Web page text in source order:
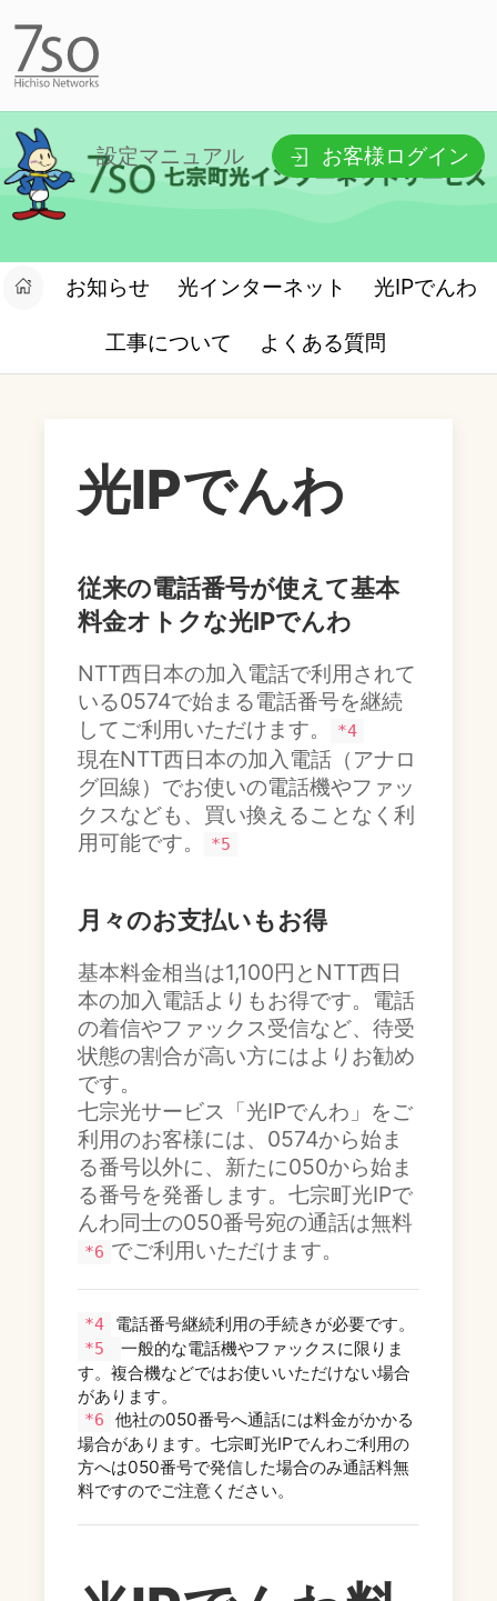
設定マニュアル お客様ログイン
お知らせ 光インターネット 光IPでんわ
工事について よくある質問
光IPでんわ
従来の電話番号が使えて基本
料金オトクな光IPでんわ
NTT西日本の加入電話で利用されて
いる0574で始まる電話番号を継続
してご利用いただけます。
*4
現在NTT西日本の加入電話（アナロ
グ回線）でお使いの電話機やファッ
クスなども、買い換えることなく利
用可能です。
*5
月々のお支払いもお得
基本料金相当は1,100円とNTT西日
本の加入電話よりもお得です。電話
の着信やファックス受信など、待受
状態の割合が高い方にはよりお勧め
です。
七宗光サービス「光IPでんわ」をご
利用のお客様には、0574から始ま
る番号以外に、新たに050から始ま
る番号を発番します。七宗町光IPで
んわ同士の050番号宛の通話は無料
*6 でご利用いただけます。
*4 電話番号継続利用の手続きが必要です。
*5
一般的な電話機やファックスに限りま
す。複合機などではお使いいただけない場合
があります。
*6
他社の050番号へ通話には料金がかかる
場合があります。七宗町光IPでんわご利用の
方へは050番号で発信した場合のみ通話料無
料ですのでご注意ください。